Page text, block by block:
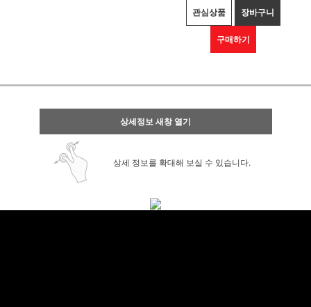
관심상품 장바구니
구매하기
상세정보 새창 열기
상세 정보를 확대해 보실 수 있습니다.